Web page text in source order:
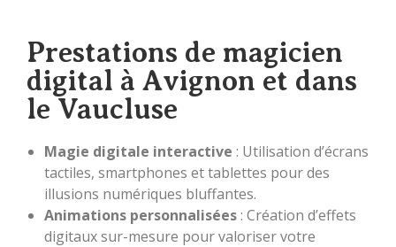
Prestations de magicien
digital à Avignon et dans
le Vaucluse
Magie digitale interactive : Utilisation d’écrans
tactiles, smartphones et tablettes pour des
illusions numériques bluffantes.
Animations personnalisées: Création d’effets
digitaux sur-mesure pour valoriser votre